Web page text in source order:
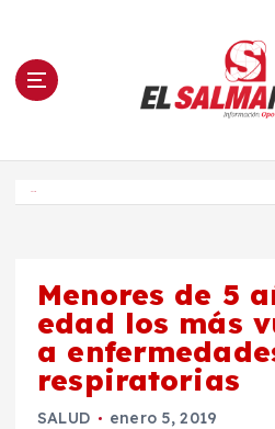
n El Salmantino -
Menores de 5
edad los más
a
respiratorias
SALUD enero 5, 2019